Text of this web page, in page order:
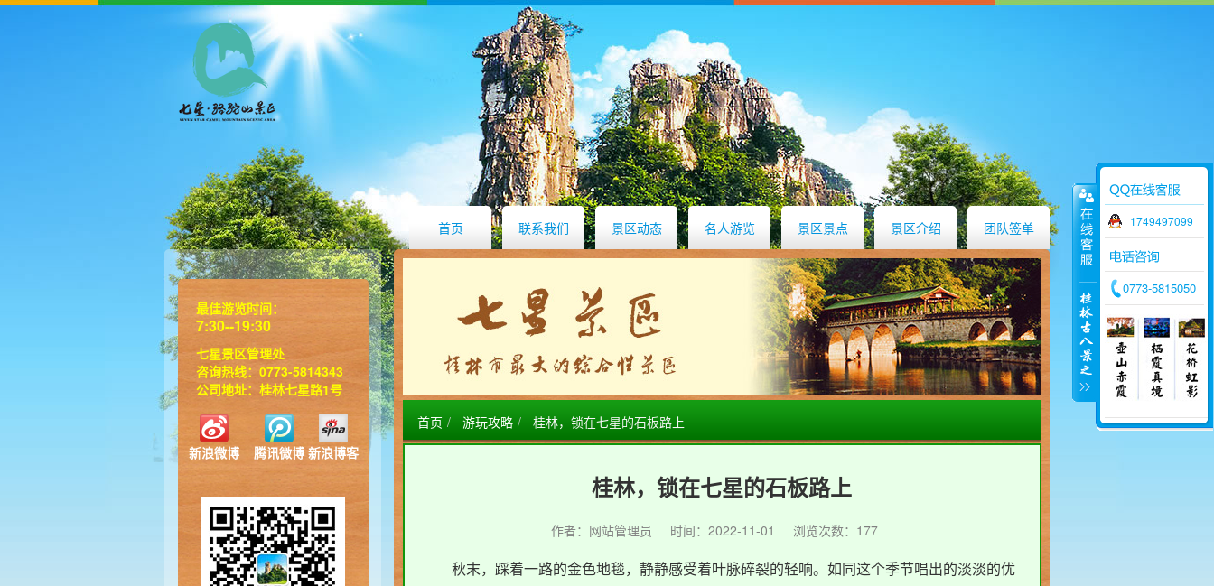
首页 联系我们 景区动态 名人游览 景区景点 景区介绍 团队签单
最佳游览时间：
7:30--19:30
七星景区管理处
咨询热线：0773-5814343
公司地址：桂林七星路1号
新浪微博 腾讯微博 新浪博客
首页 游玩攻略 桂林，锁在七星的石板路上
桂林，锁在七星的石板路上
作者：网站管理员 时间：2022-11-01 浏览次数：177
秋末，踩着一路的金色地毯，静静感受着叶脉碎裂的轻响。如同这个季节唱出的淡淡的优
1749497099
0773-5815050